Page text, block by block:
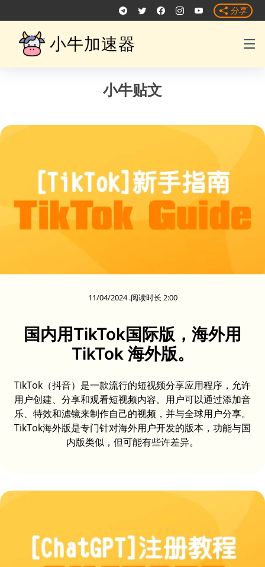
小牛加速器
分享
小牛贴文
11/04/2024 .阅读时长 2:00
国内用TikTok国际版，海外用
TikTok 海外版。
TikTok（抖音）是一款流行的短视频分享应用程序，允许
用户创建、分享和观看短视频内容。用户可以通过添加音
乐、特效和滤镜来制作自己的视频，并与全球用户分享。
TikTok海外版是专门针对海外用户开发的版本，功能与国
内版类似，但可能有些许差异。